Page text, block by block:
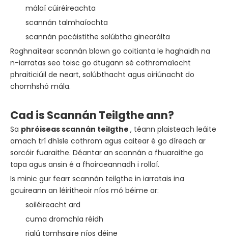
málaí cúiréireachta
scannán talmhaíochta
scannán pacáistithe solúbtha ginearálta
Roghnaítear scannán blown go coitianta le haghaidh na
n-iarratas seo toisc go dtugann sé cothromaíocht
phraiticiúil de neart, solúbthacht agus oiriúnacht do
chomhshó mála.
Cad is Scannán Teilgthe ann?
Sa phróiseas scannán teilgthe , téann plaisteach leáite
amach trí dhísle cothrom agus caitear é go díreach ar
sorcóir fuaraithe. Déantar an scannán a fhuaraithe go
tapa agus ansin é a fhoirceannadh i rollaí.
Is minic gur fearr scannán teilgthe in iarratais ina
gcuireann an léiritheoir níos mó béime ar:
soiléireacht ard
cuma dromchla réidh
rialú tomhsaire níos déine